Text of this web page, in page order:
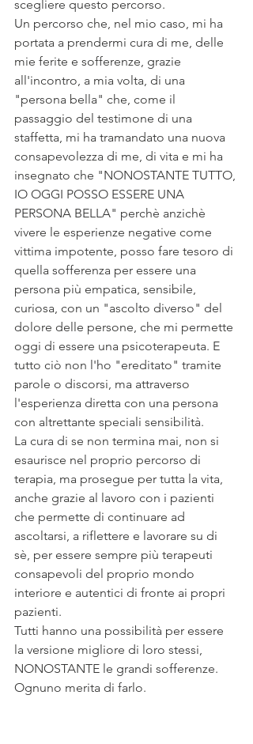
scegliere questo percorso.
Un percorso che, nel mio caso, mi ha
portata a prendermi cura di me, delle
mie ferite e sofferenze, grazie
all'incontro, a mia volta, di una
"persona bella" che, come il
passaggio del testimone di una
staffetta, mi ha tramandato una nuova
consapevolezza di me, di vita e mi ha
insegnato che "NONOSTANTE TUTTO,
IO OGGI POSSO ESSERE UNA
PERSONA BELLA" perchè anzichè
vivere le esperienze negative come
vittima impotente, posso fare tesoro di
quella sofferenza per essere una
persona più empatica, sensibile,
curiosa, con un "ascolto diverso" del
dolore delle persone, che mi permette
oggi di essere una psicoterapeuta. E
tutto ciò non l'ho "ereditato" tramite
parole o discorsi, ma attraverso
l'esperienza diretta con una persona
con altrettante speciali sensibilità.
La cura di se non termina mai, non si
esaurisce nel proprio percorso di
terapia, ma prosegue per tutta la vita,
anche grazie al lavoro con i pazienti
che permette di continuare ad
ascoltarsi, a riflettere e lavorare su di
sè, per essere sempre più terapeuti
consapevoli del proprio mondo
interiore e autentici di fronte ai propri
pazienti.
Tutti hanno una possibilità per essere
la versione migliore di loro stessi,
NONOSTANTE le grandi sofferenze.
Ognuno merita di farlo.